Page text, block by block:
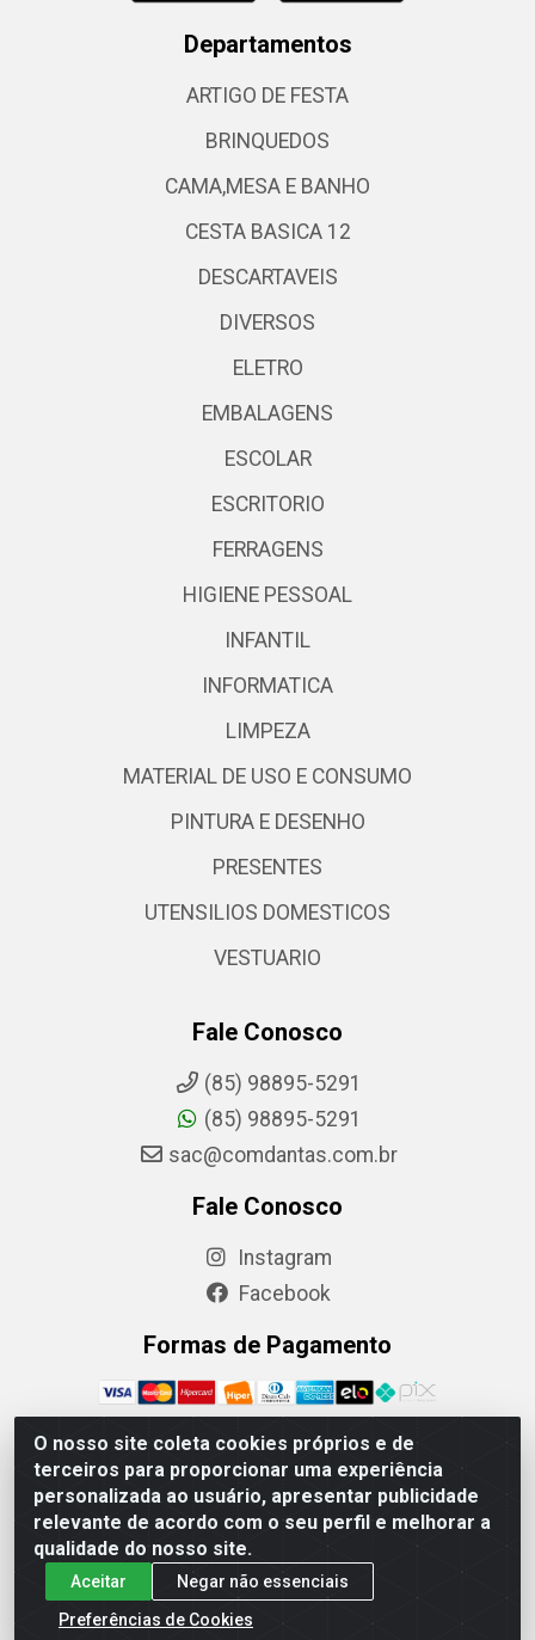
O nosso site coleta cookies próprios e de
terceiros para proporcionar uma experiência
personalizada ao usuário, apresentar publicidade
relevante de acordo com o seu perfil e melhorar a
qualidade do nosso site.
Aceitar
Negar não essenciais
Preferências de Cookies
Departamentos
ARTIGO DE FESTA
BRINQUEDOS
CAMA,MESA E BANHO
CESTA BASICA 12
DESCARTAVEIS
DIVERSOS
ELETRO
EMBALAGENS
ESCOLAR
ESCRITORIO
FERRAGENS
HIGIENE PESSOAL
INFANTIL
INFORMATICA
LIMPEZA
MATERIAL DE USO E CONSUMO
PINTURA E DESENHO
PRESENTES
UTENSILIOS DOMESTICOS
VESTUARIO
Fale Conosco
(85) 98895-5291
(85) 98895-5291
sac@comdantas.com.br
Fale Conosco
Instagram
Facebook
Formas de Pagamento
Rafael & Dantas LTDA - Rua Floriano Peixoto, 137-
Centro, CEP: 60025-130 | CNPJ: 02.884.314/0001-20